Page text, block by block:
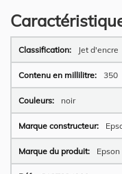
Plus
d’information
Jet d'encre
350
noir
Epson